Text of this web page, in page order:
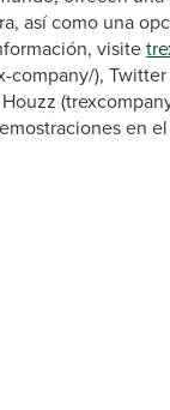
así como una
visite
company/), Twitter
en